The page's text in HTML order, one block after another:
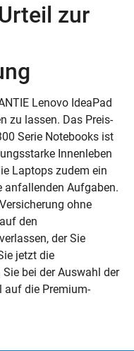
zur
Lenovo IdeaPad
zu lassen. Das Preis-
Serie Notebooks ist
Innenleben
Laptops zudem ein
anfallenden Aufgaben.
ohne
den
verlassen, der Sie
jetzt die
bei der Auswahl der
auf die Premium-